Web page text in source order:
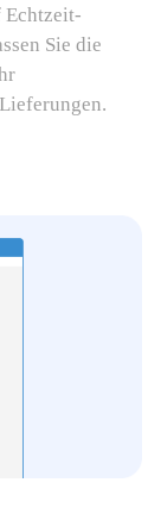
Echtzeit-
Sie die